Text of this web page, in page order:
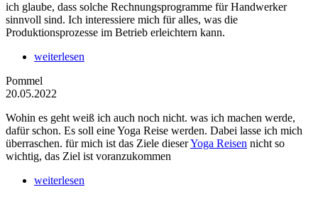
ich glaube, dass solche Rechnungsprogramme für Handwerker
sinnvoll sind. Ich interessiere mich für alles, was die
Produktionsprozesse im Betrieb erleichtern kann.
weiterlesen
Pommel
20.05.2022
Wohin es geht weiß ich auch noch nicht. was ich machen werde,
dafür schon. Es soll eine Yoga Reise werden. Dabei lasse ich mich
überraschen. für mich ist das Ziele dieserYoga Reisen nicht so
wichtig, das Ziel ist voranzukommen
weiterlesen